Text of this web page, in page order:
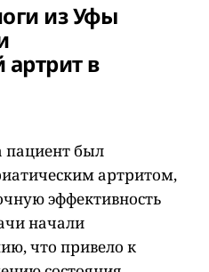
из Уфы
в
пациент был
артритом,
эффективность
начали
что привело к